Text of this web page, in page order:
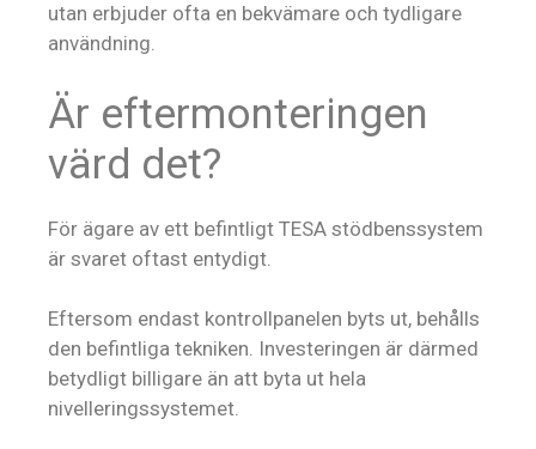
utan erbjuder ofta en bekvämare och tydligare
användning.
Är eftermonteringen
värd det?
För ägare av ett befintligt TESA stödbenssystem
är svaret oftast entydigt.
Eftersom endast kontrollpanelen byts ut, behålls
den befintliga tekniken. Investeringen är därmed
betydligt billigare än att byta ut hela
nivelleringssystemet.